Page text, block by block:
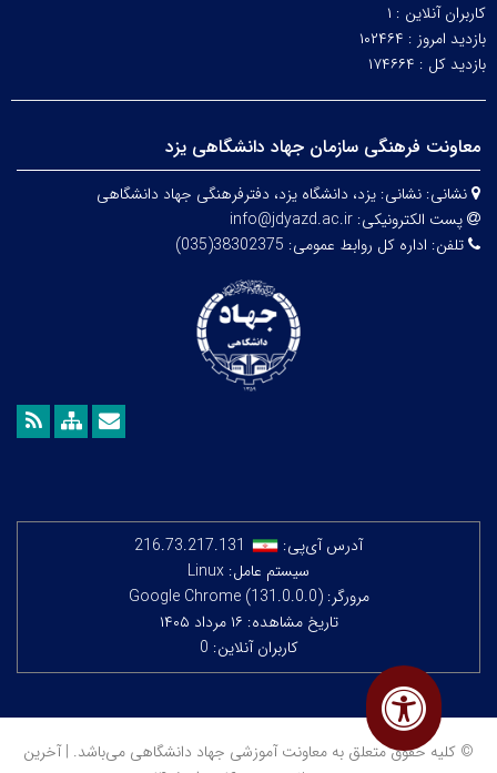
کاربران آنلاین : ۱
بازدید امروز : ۱۰۲۴۶۴
بازدید کل : ۱۷۴۶۶۴
معاونت فرهنگی سازمان جهاد دانشگاهی یزد
نشانی: نشانی: یزد، دانشگاه یزد، دفترفرهنگی جهاد دانشگاهی
پست الکترونیکی: info@jdyazd.ac.ir
تلفن: اداره کل روابط عمومی: 38302375(035)
آدرس آی‌پی:
216.73.217.131
سیستم عامل: Linux
مرورگر: Google Chrome (131.0.0.0)
تاریخ مشاهده: ۱۶ مرداد ۱۴۰۵
کاربران آنلاین: 0
© کلیه حقوق متعلق به معاونت آموزشی جهاد دانشگاهی می‌باشد. | آخرین